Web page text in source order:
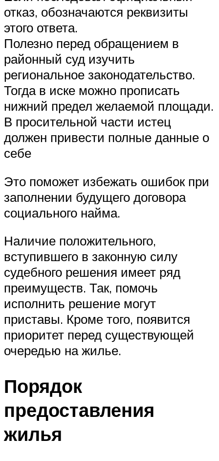
отказ, обозначаются реквизиты
этого ответа.
Полезно перед обращением в
районный суд изучить
региональное законодательство.
Тогда в иске можно прописать
нижний предел желаемой площади.
В просительной части истец
должен привести полные данные о
себе
Это поможет избежать ошибок при
заполнении будущего договора
социального найма.
Наличие положительного,
вступившего в законную силу
судебного решения имеет ряд
преимуществ. Так, помочь
исполнить решение могут
приставы. Кроме того, появится
приоритет перед существующей
очередью на жилье.
Порядок
предоставления
жилья